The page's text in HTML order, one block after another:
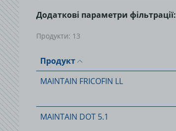
Додаткові параметри фільтрації:
Продукти: 13
Продукт
MAINTAIN FRICOFIN LL
MAINTAIN DOT 5.1